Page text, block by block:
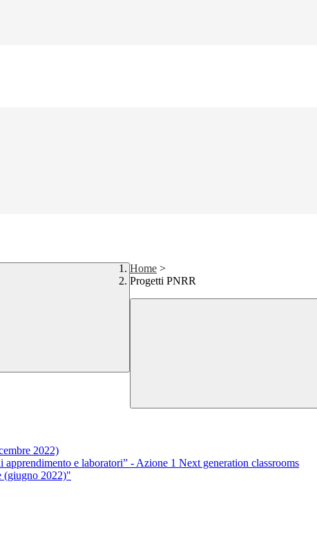
Home >
Progetti PNRR
2022)
e laboratori” - Azione 1 Next generation classrooms
(giugno 2022)"